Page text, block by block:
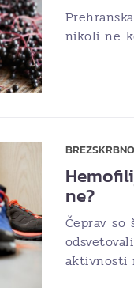
nikoli ne
ne?
Čeprav
aktivnosti